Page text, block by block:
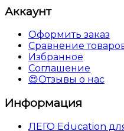
Аккаунт
Оформить заказ
Сравнение
Избранное
Соглашение
😍Отзывы о нас
Информация
ЛЕГО Education